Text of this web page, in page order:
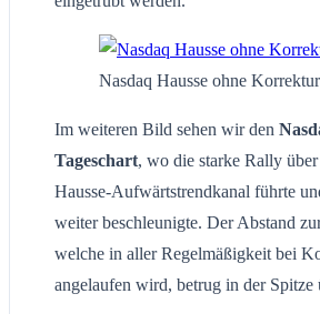
Nasdaq Hausse ohne Korrektur
Im weiteren Bild sehen wir den
Tageschart, wo die starke Rally
Hausse-Aufwärtstrendkanal führte
weiter beschleunigte. Der Abstand
welche in aller Regelmäßigkeit bei
angelaufen wird, betrug in der Spitze